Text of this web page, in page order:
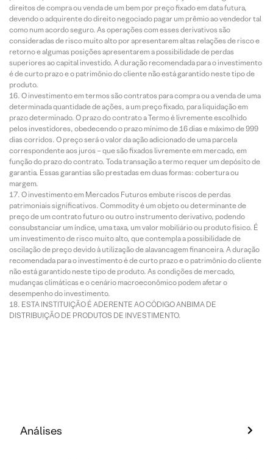
direitos de compra ou venda de um bem por preço fixado em data futura,
devendo o adquirente do direito negociado pagar um prêmio ao vendedor tal
como num acordo seguro. As operações com esses derivativos são
consideradas de risco muito alto por apresentarem altas relações de risco e
retorno e algumas posições apresentarem a possibilidade de perdas
superiores ao capital investido. A duração recomendada para o investimento
é de curto prazo e o patrimônio do cliente não está garantido neste tipo de
produto.
O investimento em termos são contratos para compra ou a venda de uma
determinada quantidade de ações, a um preço fixado, para liquidação em
prazo determinado. O prazo do contrato a Termo é livremente escolhido
pelos investidores, obedecendo o prazo mínimo de 16 dias e máximo de 999
dias corridos. O preço será o valor da ação adicionado de uma parcela
correspondente aos juros – que são fixados livremente em mercado, em
função do prazo do contrato. Toda transação a termo requer um depósito de
garantia. Essas garantias são prestadas em duas formas: cobertura ou
margem.
O investimento em Mercados Futuros embute riscos de perdas
patrimoniais significativos. Commodity é um objeto ou determinante de
preço de um contrato futuro ou outro instrumento derivativo, podendo
consubstanciar um índice, uma taxa, um valor mobiliário ou produto físico. É
um investimento de risco muito alto, que contempla a possibilidade de
oscilação de preço devido à utilização de alavancagem financeira. A duração
recomendada para o investimento é de curto prazo e o patrimônio do cliente
não está garantido neste tipo de produto. As condições de mercado,
mudanças climáticas e o cenário macroeconômico podem afetar o
desempenho do investimento.
ESTA INSTITUIÇÃO É ADERENTE AO CÓDIGO ANBIMA DE
DISTRIBUIÇÃO DE PRODUTOS DE INVESTIMENTO.
Análises